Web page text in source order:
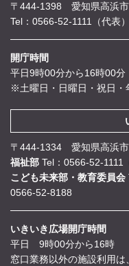
〒444-1398 愛知県高浜
Tel：0566-52-1111（代表）
開庁時間
平日9時00分から16時00分
※土曜日・日曜日・祝日
〒444-1334 愛知県高浜
福祉部 Tel：0566-52-1111
こども未来部・教育委員会
0566-52-8188
いきいき広場開庁時間
平日 9時00分から16時
窓口業務以外の施設利用